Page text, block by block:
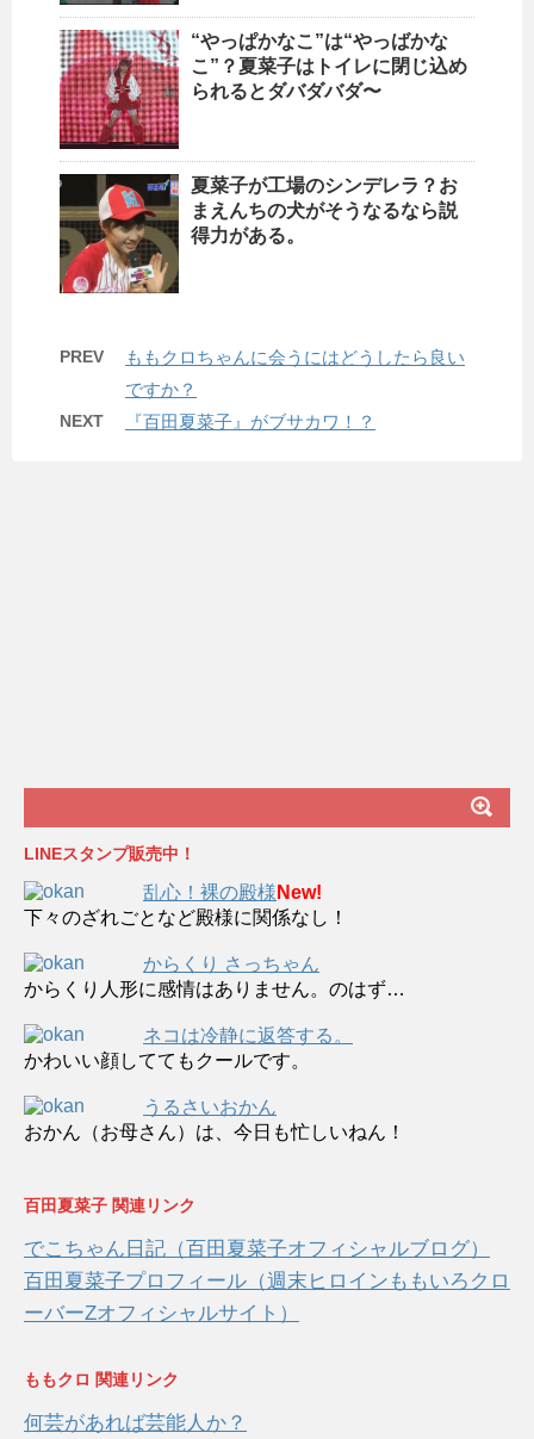
“やっぱかなこ”は“やっばかな
こ”？夏菜子はトイレに閉じ込め
られるとダバダバダ〜
夏菜子が工場のシンデレラ？お
まえんちの犬がそうなるなら説
得力がある。
PREV
ももクロちゃんに会うにはどうしたら良い
ですか？
NEXT 『百田夏菜子』がブサカワ！？
LINEスタンプ販売中！
乱心！裸の殿様 New!
下々のざれごとなど殿様に関係なし！
からくり さっちゃん
からくり人形に感情はありません。のはず…
ネコは冷静に返答する。
かわいい顔しててもクールです。
うるさいおかん
おかん（お母さん）は、今日も忙しいねん！
百田夏菜子 関連リンク
でこちゃん日記（百田夏菜子オフィシャルブログ）
百田夏菜子プロフィール（週末ヒロインももいろクロ
ーバーZオフィシャルサイト）
ももクロ 関連リンク
何芸があれば芸能人か？